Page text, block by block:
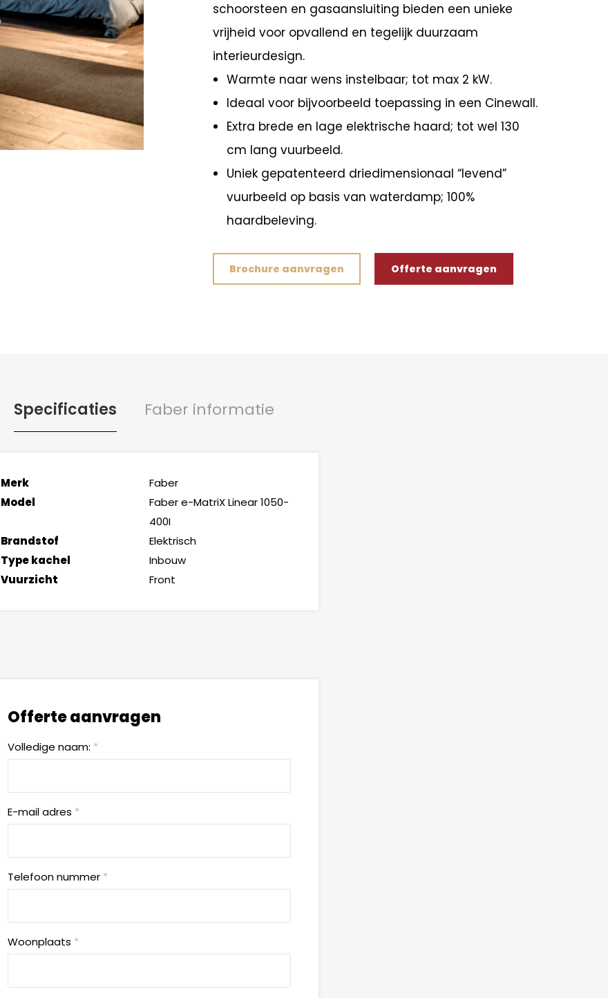
schoorsteen en gasaansluiting bieden een unieke
vrijheid voor opvallend en tegelijk duurzaam
interieurdesign.
Warmte naar wens instelbaar; tot max 2 kW.
Ideaal voor bijvoorbeeld toepassing in een Cinewall.
Extra brede en lage elektrische haard; tot wel 130
cm lang vuurbeeld.
Uniek gepatenteerd driedimensionaal “levend”
vuurbeeld op basis van waterdamp; 100%
haardbeleving.
Brochure aanvragen Offerte aanvragen
Specificaties Faber informatie
Merk
Faber
Model
Faber e-MatriX Linear 1050-
400I
Brandstof
Elektrisch
Type kachel
Inbouw
Vuurzicht
Front
Offerte aanvragen
Volledige naam: *
E-mail adres *
Telefoon nummer *
Woonplaats *